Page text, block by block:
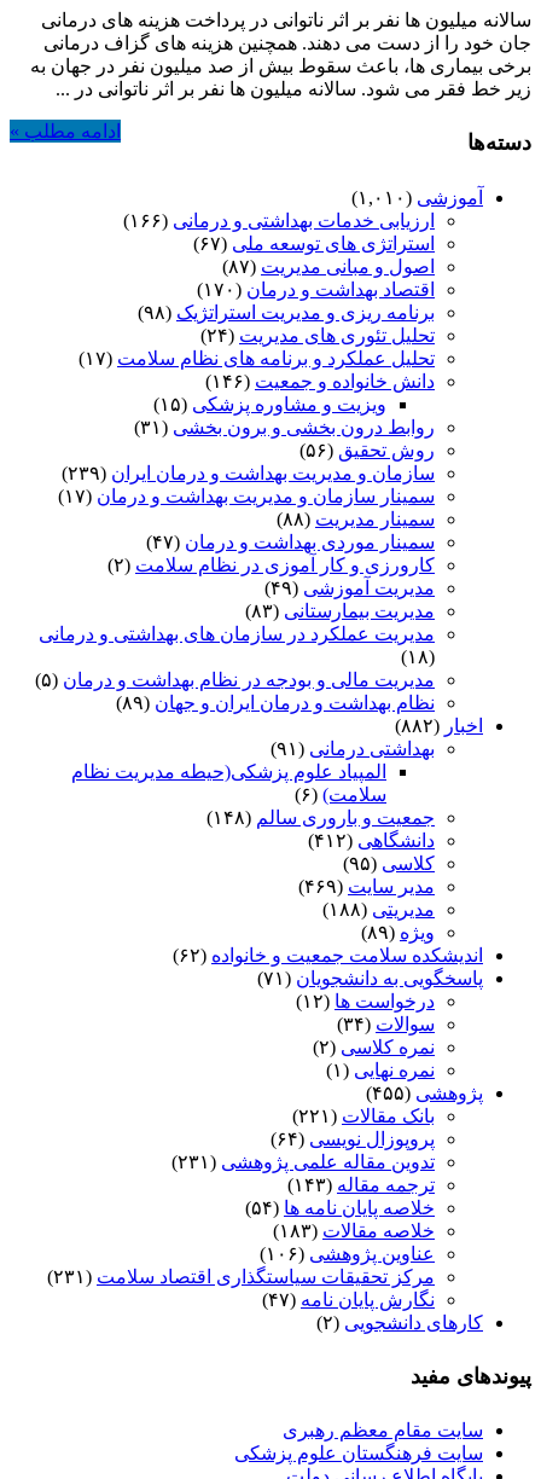
سالانه میلیون ها نفر بر اثر ناتوانی در پرداخت هزینه های درمانی
جان خود را از دست می دهند. همچنین هزینه های گزاف درمانی
برخی بیماری ها، باعث سقوط بیش از صد میلیون نفر در جهان به
زیر خط فقر می شود. سالانه میلیون ها نفر بر اثر ناتوانی در ...
ادامه مطلب » دسته‌ها
آموزشی (۱,۰۱۰)
ارزیابی خدمات بهداشتی و درمانی (۱۶۶)
استراتژی های توسعه ملی (۶۷)
اصول و مبانی مدیریت (۸۷)
اقتصاد بهداشت و درمان (۱۷۰)
برنامه ریزی و مدیریت استراتژیک (۹۸)
تحلیل تئوری های مدیریت (۲۴)
تحلیل عملکرد و برنامه های نظام سلامت (۱۷)
دانش خانواده و جمعیت (۱۴۶)
ویزیت و مشاوره پزشکی (۱۵)
روابط درون بخشی و برون بخشی (۳۱)
روش تحقیق (۵۶)
سازمان و مدیریت بهداشت و درمان ایران (۲۳۹)
سمینار سازمان و مدیریت بهداشت و درمان (۱۷)
سمینار مدیریت (۸۸)
سمینار موردی بهداشت و درمان (۴۷)
کارورزی و کار آموزی در نظام سلامت (۲)
مدیریت آموزشی (۴۹)
مدیریت بیمارستانی (۸۳)
مدیریت عملکرد در سازمان های بهداشتی و درمانی
(۱۸)
مدیریت مالی و بودجه در نظام بهداشت و درمان (۵)
نظام بهداشت و درمان ایران و جهان (۸۹)
اخبار (۸۸۲)
بهداشتی درمانی (۹۱)
المپیاد علوم پزشکی(حیطه مدیریت نظام
سلامت) (۶)
جمعیت و باروری سالم (۱۴۸)
دانشگاهی (۴۱۲)
کلاسی (۹۵)
مدیر سایت (۴۶۹)
مدیریتی (۱۸۸)
ویژه (۸۹)
اندیشکده سلامت جمعیت و خانواده (۶۲)
پاسخگویی به دانشجویان (۷۱)
درخواست ها (۱۲)
سوالات (۳۴)
نمره کلاسی (۲)
نمره نهایی (۱)
پژوهشی (۴۵۵)
بانک مقالات (۲۲۱)
پروپوزال نویسی (۶۴)
تدوین مقاله علمی پژوهشی (۲۳۱)
ترجمه مقاله (۱۴۳)
خلاصه پایان نامه ها (۵۴)
خلاصه مقالات (۱۸۳)
عناوین پژوهشی (۱۰۶)
مرکز تحقیقات سیاستگذاری اقتصاد سلامت (۲۳۱)
نگارش پایان نامه (۴۷)
کارهای دانشجویی (۲)
پیوندهای مفید
سایت مقام معظم رهبری
سایت فرهنگستان علوم پزشکی